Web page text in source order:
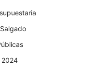
2024